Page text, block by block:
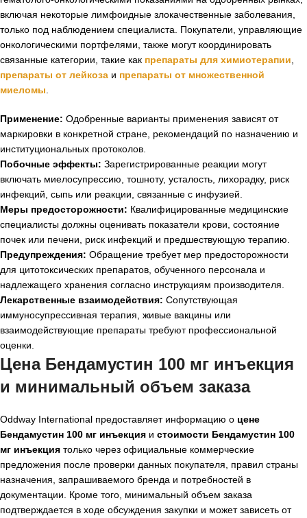
включая некоторые лимфоидные злокачественные заболевания,
только под наблюдением специалиста. Покупатели, управляющие
онкологическими портфелями, также могут координировать
связанные категории, такие как препараты для химиотерапии
препараты от лейкоза и препараты от множественной
миеломы
Применение: Одобренные варианты применения зависят от
маркировки в конкретной стране, рекомендаций по назначению и
институциональных протоколов.
Побочные эффекты: Зарегистрированные реакции могут
включать миелосупрессию, тошноту, усталость, лихорадку, риск
инфекций, сыпь или реакции, связанные с инфузией.
Меры предосторожности: Квалифицированные медицинские
специалисты должны оценивать показатели крови, состояние
почек или печени, риск инфекций и предшествующую терапию.
Предупреждения: Обращение требует мер предосторожности
для цитотоксических препаратов, обученного персонала и
надлежащего хранения согласно инструкциям производителя.
Лекарственные взаимодействия: Сопутствующая
иммуносупрессивная терапия, живые вакцины или
взаимодействующие препараты требуют профессиональной
оценки.
Цена Бендамустин 100 мг инъекция
и минимальный объем заказа
Oddway International предоставляет информацию о цене
Бендамустин 100 мг инъекция и стоимости Бендамустин 100
мг инъекция только через официальные коммерческие
предложения после проверки данных покупателя, правил страны
назначения, запрашиваемого бренда и потребностей в
документации. Кроме того, минимальный объем заказа
подтверждается в ходе обсуждения закупки и может зависеть от